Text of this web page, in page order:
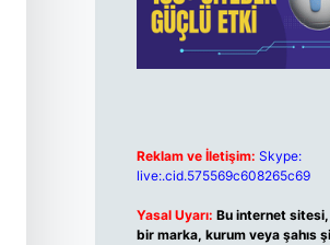
Reklam ve İletişim: Skype:
live:.cid.575569c608265c69
Yasal Uyarı: Bu internet
bir marka, kurum veya şahıs